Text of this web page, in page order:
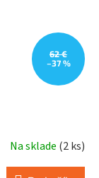
62 €
–37 %
Na sklade (2 ks)